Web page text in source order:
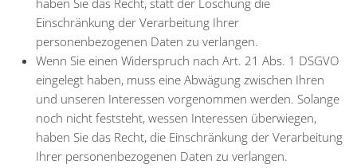
haben Sie das Recht, statt der Löschung die
Einschränkung der Verarbeitung Ihrer
personenbezogenen Daten zu verlangen.
Wenn Sie einen Widerspruch nach Art. 21 Abs. 1 DSGVO
eingelegt haben, muss eine Abwägung zwischen Ihren
und unseren Interessen vorgenommen werden. Solange
noch nicht feststeht, wessen Interessen überwiegen,
haben Sie das Recht, die Einschränkung der Verarbeitung
Ihrer personenbezogenen Daten zu verlangen.